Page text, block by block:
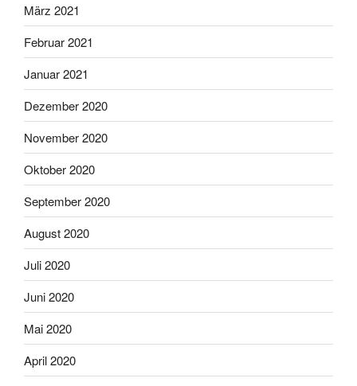
März 2021
Februar 2021
Januar 2021
Dezember 2020
November 2020
Oktober 2020
September 2020
August 2020
Juli 2020
Juni 2020
Mai 2020
April 2020